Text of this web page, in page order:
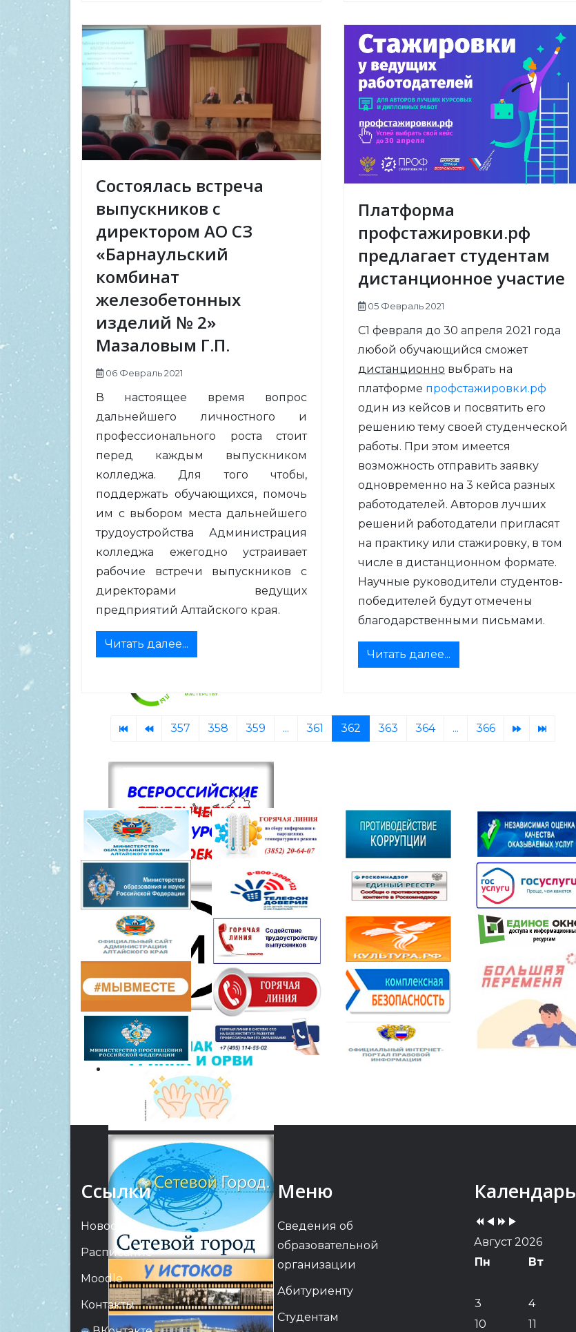
Состоялась встреча
выпускников с
директором АО СЗ
«Барнаульский
комбинат
железобетонных
изделий № 2»
Мазаловым Г.П.
06 Февраль 2021
В настоящее время вопрос
дальнейшего личностного и
профессионального роста стоит
перед каждым выпускником
колледжа. Для того чтобы,
поддержать обучающихся, помочь
им с выбором места дальнейшего
трудоустройства Администрация
колледжа ежегодно устраивает
рабочие встречи выпускников с
директорами ведущих
предприятий Алтайского края.
Читать далее...
Платформа
профстажировки.рф
предлагает студентам
дистанционное участие
05 Февраль 2021
С1 февраля до 30 апреля 2021 года
любой обучающийся сможет
дистанционно выбрать на
платформе профстажировки.рф
один из кейсов и посвятить его
решению тему своей студенческой
работы. При этом имеется
возможность отправить заявку
одновременно на 3 кейса разных
работодателей. Авторов лучших
решений работодатели пригласят
на практику или стажировку, в том
числе в дистанционном формате.
Научные руководители студентов-
победителей будут отмечены
благодарственными письмами.
Читать далее...
357 358 359 ... 361 362 363 364 ... 366
Ссылки
Новости
Расписание
Moodle
Контакты
Меню
Сведения об
образовательной
организации
Абитуриенту
Студентам
Календарь
Previous
Year
Previous
Month
YearMonth
Август 2026
Пн
Вт
3
4
10
11